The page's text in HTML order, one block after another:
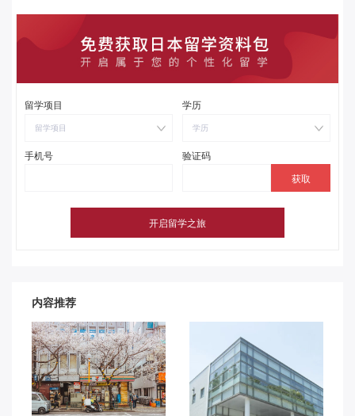
留学项目
留学项目
学历
学历
手机号 验证码
内容推荐